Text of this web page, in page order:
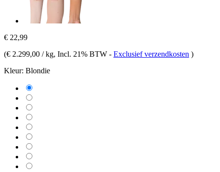
€ 22,99
(€ 2.299,00 / kg, Incl. 21% BTW - Exclusief verzendkosten )
Kleur: Blondie